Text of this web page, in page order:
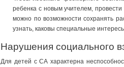
ребенка с новым учителем,
можно по возможности сохранять
узнать, каковы специальные
Нарушения социального
Для детей с СА характерна